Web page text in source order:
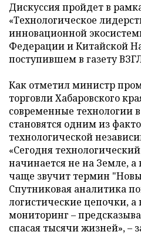
Дискуссия пройдет в
«Технологическое
инновационной
Федерации и Китайской
поступившем в газету
Как отметил министр
торговли Хабаровского
современные технологии
становятся одним из
технологической
«Сегодня
начинается не на Земле, а
чаще звучит термин
Спутниковая аналитика
логистические цепочки,
мониторинг –
спасая тысячи жизней», –